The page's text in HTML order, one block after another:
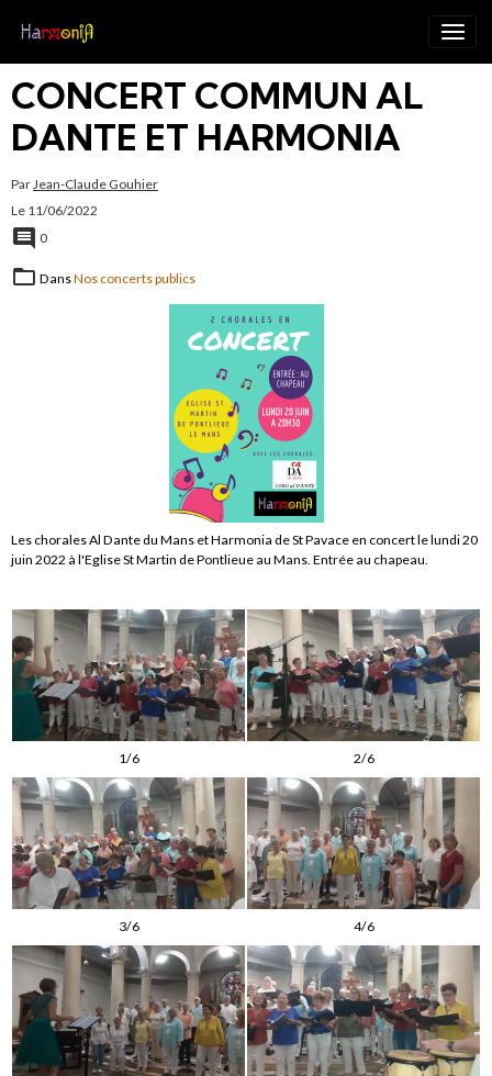
CONCERT COMMUN AL
DANTE ET HARMONIA
ParJean-Claude Gouhier
Le 11/06/2022
0
DansNos concerts publics
Les chorales Al Dante du Mans et Harmonia de St Pavace en concert le lundi 20
juin 2022 à l'Eglise St Martin de Pontlieue au Mans. Entrée au chapeau.
1/6 2/6
3/6 4/6